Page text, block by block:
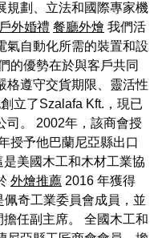
規劃、立法和國際專家機
戶外婚禮 餐廳外燴 我們活
氣自動化所需的裝置和設
的優勢在於與客戶共同
格遵守交貨期限、靈活性
立了Szalafa Kft.，現已
司。 2002年，該商會授
授予他巴蘭尼亞縣出口
美國木工和木材工業協
外燴推薦 2016 年獲得
佩奇工業委員會成員，並
擔任副主席。 全國木工和